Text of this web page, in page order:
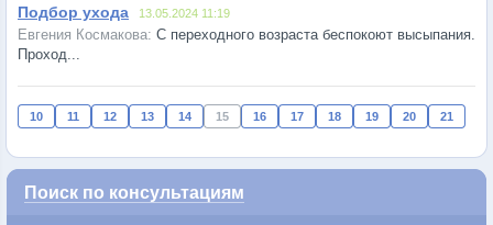
Подбор ухода 13.05.2024 11:19
С переходного возраста беспокоют высыпания.
Проход...
10 11 12 13 14 15 16 17 18 19 20 21
Поиск по консультациям